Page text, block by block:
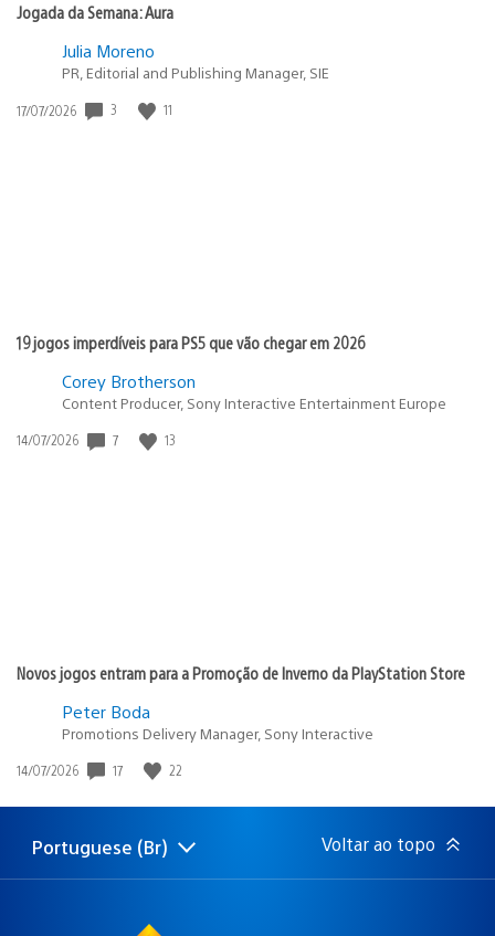
Jogada da Semana: Aura
Julia Moreno
PR, Editorial and Publishing Manager, SIE
Data
17/07/2026 3 11
19 jogos imperdíveis para PS5 que vão chegar em 2026
Corey Brotherson
Content Producer, Sony Interactive Entertainment Europe
Data
14/07/2026 7 13
Novos jogos entram para a Promoção de Inverno da PlayStation Store
Peter Boda
Promotions Delivery Manager, Sony Interactive
Data
publicação:
14/07/2026 17 22
Selecione
uma
Região
atual:
Portuguese (Br) Voltar ao topo